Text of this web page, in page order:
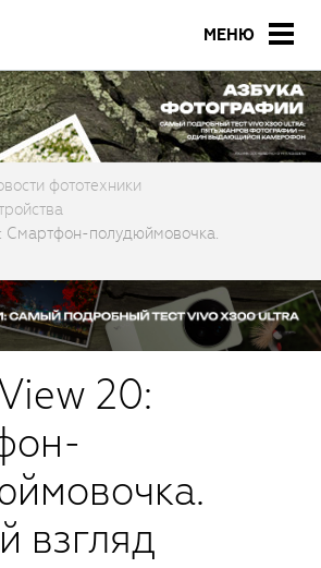
МЕНЮ
фототехники
Смартфон-полудюймовочка.
20:
взгляд